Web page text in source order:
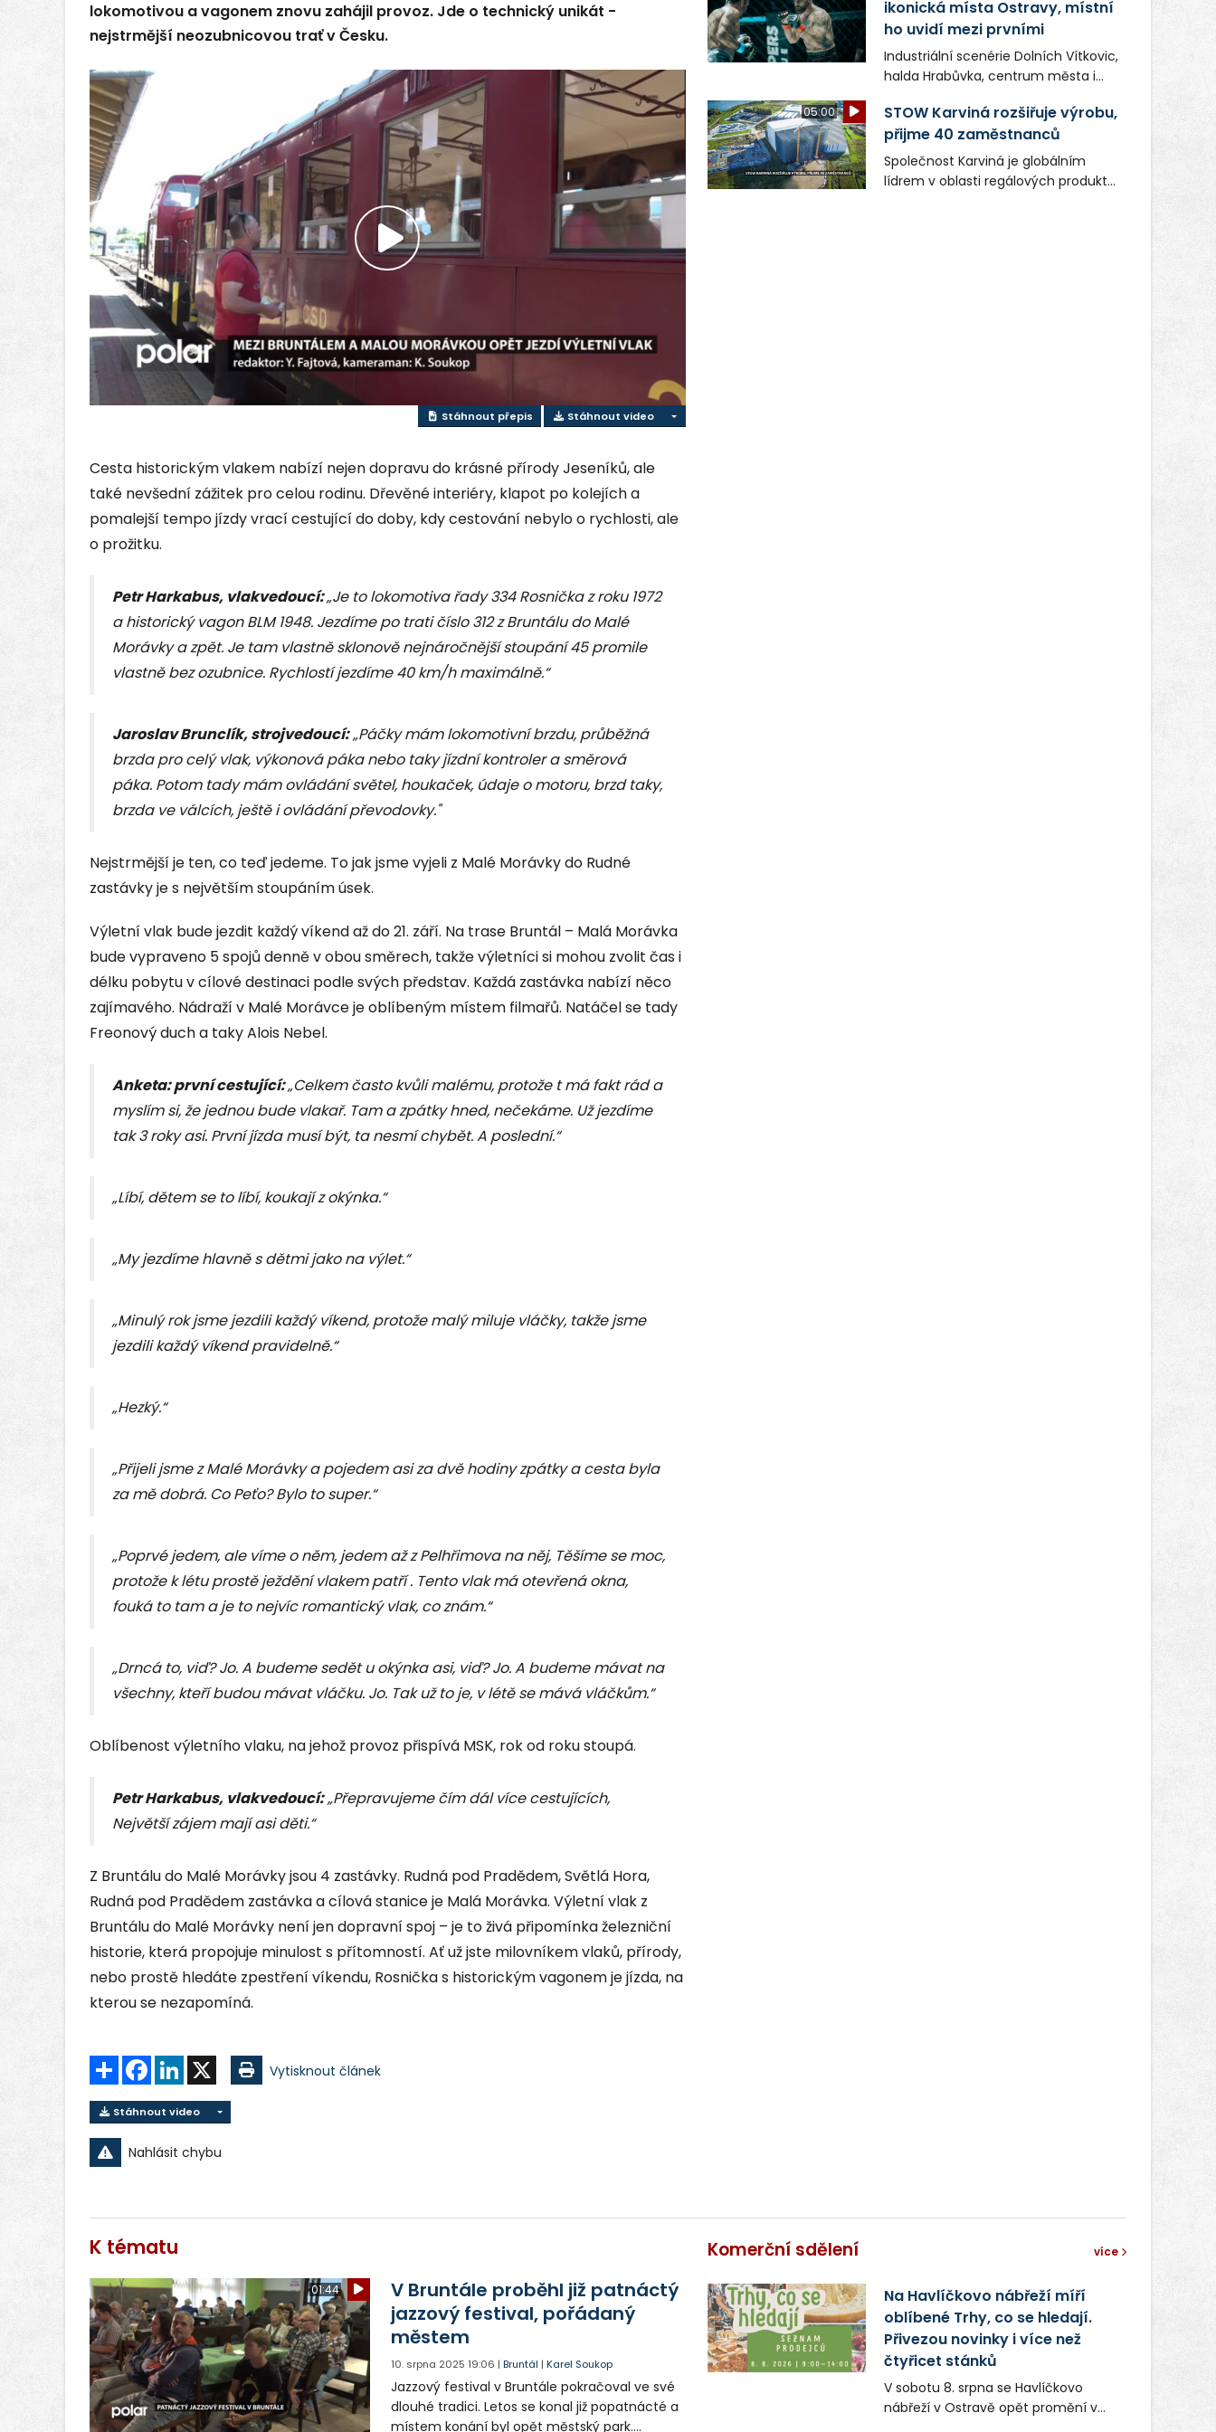
lokomotivou a vagonem znovu zahájil provoz. Jde o technický unikát -
nejstrmější neozubnicovou trať v Česku.
Přehrát
Stáhnout přepis Stáhnout video
Cesta historickým vlakem nabízí nejen dopravu do krásné přírody Jeseníků, ale
také nevšední zážitek pro celou rodinu. Dřevěné interiéry, klapot po kolejích a
pomalejší tempo jízdy vrací cestující do doby, kdy cestování nebylo o rychlosti, ale
o prožitku.
Petr Harkabus, vlakvedoucí:„Je to lokomotiva řady 334 Rosnička z roku 1972
a historický vagon BLM 1948. Jezdíme po trati číslo 312 z Bruntálu do Malé
Morávky a zpět. Je tam vlastně sklonově nejnáročnější stoupání 45 promile
vlastně bez ozubnice. Rychlostí jezdíme 40 km/h maximálně.“
Jaroslav Brunclík, strojvedoucí:„Páčky mám lokomotivní brzdu, průběžná
brzda pro celý vlak, výkonová páka nebo taky jízdní kontroler a směrová
páka. Potom tady mám ovládání světel, houkaček, údaje o motoru, brzd taky,
brzda ve válcích, ještě i ovládání převodovky."
Nejstrmější je ten, co teď jedeme. To jak jsme vyjeli z Malé Morávky do Rudné
zastávky je s největším stoupáním úsek.
Výletní vlak bude jezdit každý víkend až do 21. září. Na trase Bruntál – Malá Morávka
bude vypraveno 5 spojů denně v obou směrech, takže výletníci si mohou zvolit čas i
délku pobytu v cílové destinaci podle svých představ. Každá zastávka nabízí něco
zajímavého. Nádraží v Malé Morávce je oblíbeným místem filmařů. Natáčel se tady
Freonový duch a taky Alois Nebel.
Anketa: první cestující:„Celkem často kvůli malému, protože t má fakt rád a
myslím si, že jednou bude vlakař. Tam a zpátky hned, nečekáme. Už jezdíme
tak 3 roky asi. První jízda musí být, ta nesmí chybět. A poslední.“
„Líbí, dětem se to líbí, koukají z okýnka.“
„My jezdíme hlavně s dětmi jako na výlet.“
„Minulý rok jsme jezdili každý víkend, protože malý miluje vláčky, takže jsme
jezdili každý víkend pravidelně.“
„Hezký.“
„Přijeli jsme z Malé Morávky a pojedem asi za dvě hodiny zpátky a cesta byla
za mě dobrá. Co Peťo? Bylo to super.“
„Poprvé jedem, ale víme o něm, jedem až z Pelhřimova na něj, Těšíme se moc,
protože k létu prostě ježdění vlakem patří . Tento vlak má otevřená okna,
fouká to tam a je to nejvíc romantický vlak, co znám.“
„Drncá to, viď? Jo. A budeme sedět u okýnka asi, viď? Jo. A budeme mávat na
všechny, kteří budou mávat vláčku. Jo. Tak už to je, v létě se mává vláčkům.“
Oblíbenost výletního vlaku, na jehož provoz přispívá MSK, rok od roku stoupá.
Petr Harkabus, vlakvedoucí:„Přepravujeme čím dál více cestujících,
Největší zájem mají asi děti.“
Z Bruntálu do Malé Morávky jsou 4 zastávky. Rudná pod Pradědem, Světlá Hora,
Rudná pod Pradědem zastávka a cílová stanice je Malá Morávka. Výletní vlak z
Bruntálu do Malé Morávky není jen dopravní spoj – je to živá připomínka železniční
historie, která propojuje minulost s přítomností. Ať už jste milovníkem vlaků, přírody,
nebo prostě hledáte zpestření víkendu, Rosnička s historickým vagonem je jízda, na
kterou se nezapomíná.
Sdílet FacebookLinkedIn Vytisknout článek
Stáhnout video
Nahlásit chybu
ikonická místa Ostravy, místní
ho uvidí mezi prvními
Industriální scenérie Dolních Vítkovic,
halda Hrabůvka, centrum města i
v novém filmu Bojovník, který vstoupí
do kin už 13. srpna. Režiséři Vojtěch
Frič a Tomáš Dianiška si
moravskoslezskou metropoli
nevybrali náhodou – její syrová
05:00
STOW Karviná rozšiřuje výrobu,
přijme 40 zaměstnanců
Společnost Karviná je globálním
lídrem v oblasti regálových produktů
K tématu
01:44
V Bruntále proběhl již patnáctý
jazzový festival, pořádaný
městem
10. srpna 2025 19:06 |Bruntál |Karel Soukop
Jazzový festival v Bruntále pokračoval ve své
dlouhé tradici. Letos se konal již popatnácté a
místem konání byl opět městský park.
Komerční sdělení více
Na Havlíčkovo nábřeží míří
oblíbené Trhy, co se hledají.
Přivezou novinky i více než
čtyřicet stánků
V sobotu 8. srpna se Havlíčkovo
nábřeží v Ostravě opět promění v